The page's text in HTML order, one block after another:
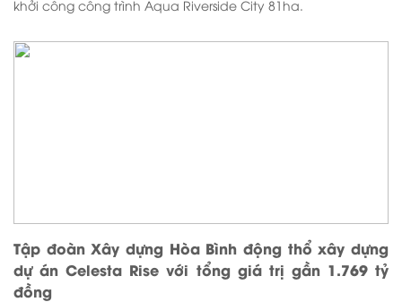
khởi công công trình Aqua Riverside City 81ha.
Tập đoàn Xây dựng Hòa Bình động thổ xây dựng
dự án Celesta Rise với tổng giá trị gần 1.769 tỷ
đồng